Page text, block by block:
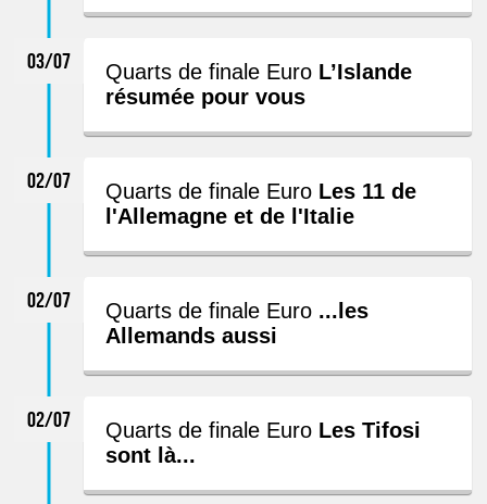
03/07 Quarts de finale Euro L’Islande
résumée pour vous
02/07 Quarts de finale Euro Les 11 de
l'Allemagne et de l'Italie
02/07 Quarts de finale Euro ...les
Allemands aussi
02/07 Quarts de finale Euro Les Tifosi
sont là...